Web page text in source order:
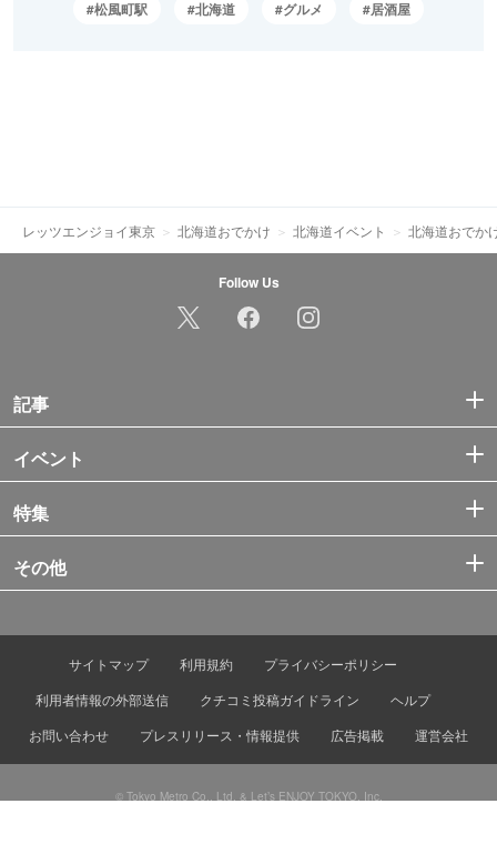
松風町駅 北海道 グルメ 居酒屋
レッツエンジョイ東京 北海道おでかけ 北海道イベント 北海道おでか
Follow Us
記事
イベント
特集
その他
サイトマップ 利用規約
プライバシーポリシー
利用者情報の外部送信
クチコミ投稿ガイドライン
ヘルプ
お問い合わせ
プレスリリース・情報提供 広告掲載 運営会社
© Tokyo Metro Co., Ltd. & Let’s ENJOY TOKYO, Inc.